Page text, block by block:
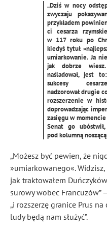
„Dziś w nocy
zwyczaju
przykładem
ci cesarza
w 117 roku po
kiedyś tytuł
umiarkowanie. Ja
jak dobrze
naśladował, jest
sukcesy
nadzorował drugie
rozszerzenie w
doprowadzając
zasięgu w
Senat go
pod kolumną
„Możesz być pewien, że
»umiarkowanego«.
jak traktowałem
surowy wobec Francuzów”
„i rozszerzę granice Prus na
ludy będą nam służyć”.